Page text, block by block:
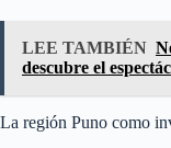
LEE TAMBIÉN
descubre el
La región Puno como